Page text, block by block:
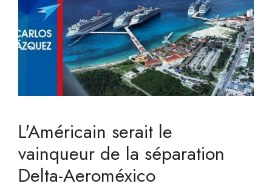
L'Américain serait le
vainqueur de la séparation
Delta-Aeroméxico